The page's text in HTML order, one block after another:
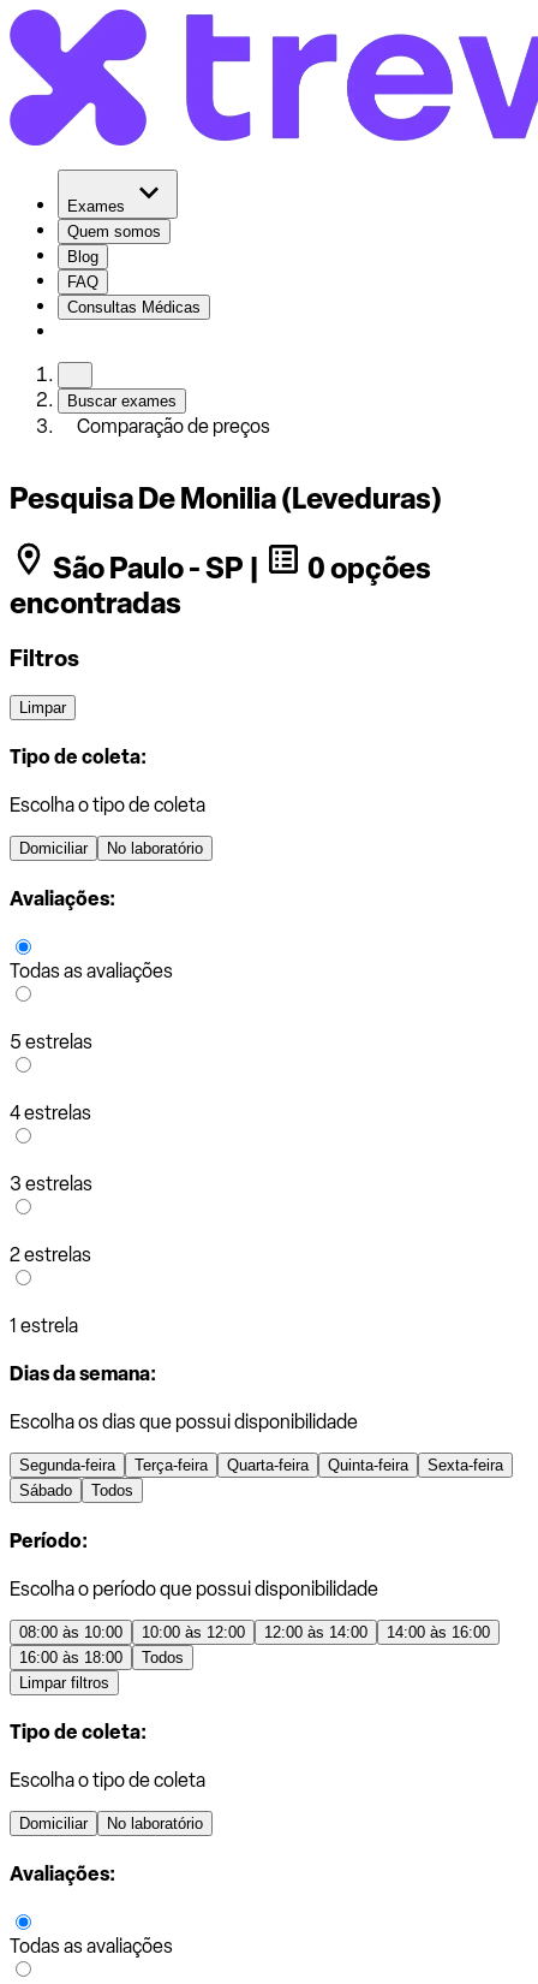
Exames
Quem somos
Blog
FAQ
Consultas Médicas
Buscar exames
Comparação de preços
Pesquisa De Monilia (Leveduras)
São Paulo - SP |
0 opções
encontradas
Filtros
Limpar
Tipo de coleta:
Escolha o tipo de coleta
Domiciliar No laboratório
Avaliações:
Todas as avaliações
5 estrelas
4 estrelas
3 estrelas
2 estrelas
1 estrela
Dias da semana:
Escolha os dias que possui disponibilidade
Segunda-feira Terça-feira Quarta-feira Quinta-feira
Sexta-feira
Sábado
Todos
Período:
Escolha o período que possui disponibilidade
08:00 às 10:00 10:00 às 12:00 12:00 às 14:00
14:00 às 16:00
16:00 às 18:00
Todos
Limpar filtros
Tipo de coleta:
Escolha o tipo de coleta
Domiciliar No laboratório
Avaliações:
Todas as avaliações